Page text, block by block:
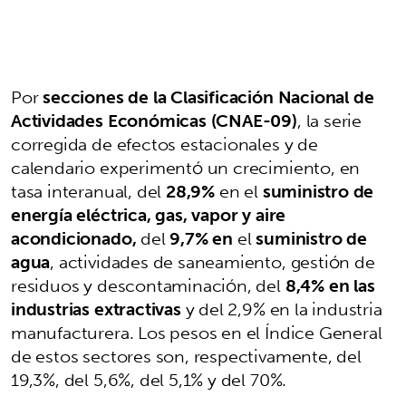
Porsecciones de la Clasificación Nacional de
Actividades Económicas (CNAE-09), la serie
corregida de efectos estacionales y de
calendario experimentó un crecimiento, en
tasa interanual, del28,9%en elsuministro de
energía eléctrica, gas, vapor y aire
acondicionado,del9,7% en elsuministro de
agua, actividades de saneamiento, gestión de
residuos y descontaminación, del8,4% en las
industrias extractivasy del 2,9% en la industria
manufacturera. Los pesos en el Índice General
de estos sectores son, respectivamente, del
19,3%, del 5,6%, del 5,1% y del 70%.